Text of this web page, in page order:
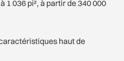
1 036 pi², à partir de 340 000
haut de